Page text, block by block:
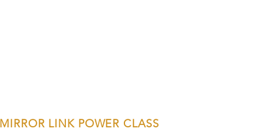
MIRROR LINK POWER CLASS